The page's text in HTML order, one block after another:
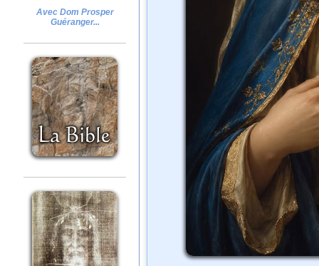
Avec Dom Prosper
Guéranger...